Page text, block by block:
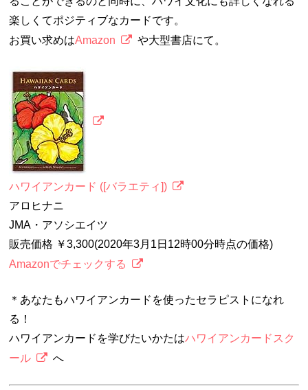
楽しくてポジティブなカードです。
お買い求めはAmazon や大型書店にて。
ハワイアンカード ([バラエティ])
アロヒナニ
JMA・アソシエイツ
販売価格 ￥3,300(2020年3月1日12時00分時点の価格)
Amazonでチェックする
＊あなたもハワイアンカードを使ったセラピストになれ
る！
ハワイアンカードを学びたいかたはハワイアンカードスク
ール
へ